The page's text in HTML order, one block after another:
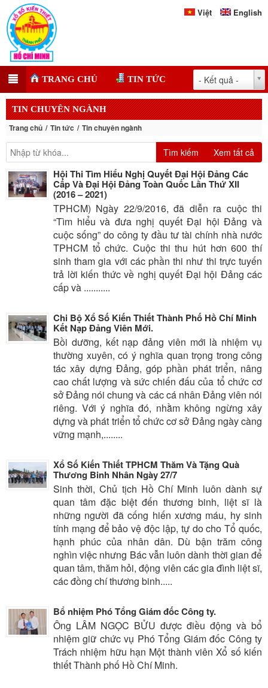
Việt English
TRANG CHỦ TIN TỨC - Kết quả -
TIN CHUYÊN NGÀNH
Trang chủ Tin tức Tin chuyên ngành
Tìm kiếm Xem tất cả
Hội Thi Tìm Hiểu Nghị Quyết Đại Hội Đảng Các
Cấp Và Đại Hội Đảng Toàn Quốc Lần Thứ XII
(2016 – 2021)
TPHCM) Ngày 22/9/2016, đã diễn ra cuộc thi
“Tìm hiểu và đưa nghị quyết Đại hội Đảng và
cuộc sống” do công ty đầu tư tài chính nhà nước
TPHCM tổ chức. Cuộc thi thu hút hơn 600 thí
sinh tham gia với các phần thi như thi trực tuyến
trả lời kiến thức về nghị quyết Đại hội Đảng các
cấp và ...........
Chi Bộ Xổ Số Kiến Thiết Thành Phố Hồ Chí Minh
Kết Nạp Đảng Viên Mới.
Bồi dưỡng, kết nạp đảng viên mới là nhiệm vụ
thường xuyên, có ý nghĩa quan trọng trong công
tác xây dựng Đảng, góp phần phát triển, nâng
cao chất lượng và sức chiến đấu của tổ chức cơ
sở Đảng nói chung và các cá nhân Đảng viên nói
riêng. Với ý nghĩa đó, nhằm không ngừng xây
dựng và phát triển tổ chức cơ sở Đảng ngày càng
vững mạnh,........
Xổ Số Kiến Thiết TPHCM Thăm Và Tặng Quà
Thương Binh Nhân Ngày 27/7
Sinh thời, Chủ tịch Hồ Chí Minh luôn dành sự
quan tâm đặc biệt đến thương binh, liệt sĩ là
những người đã cống hiến xương máu, hy sinh
tính mạng để bảo vệ độc lập, tự do cho Tổ quốc,
hạnh phúc của nhân dân. Dù bận trăm công
nghìn việc nhưng Bác vẫn luôn dành thời gian để
quan tâm, thăm hỏi, động viên các gia đình liệt sĩ,
các đồng chí thương binh.....
Bổ nhiệm Phó Tổng Giám đốc Công ty.
Ông LÂM NGỌC BỬU được điều động và bổ
nhiệm giữ chức vụ Phó Tổng Giám đốc Công ty
Trách nhiệm hữu hạn Một thành viên Xổ số kiến
thiết Thành phố Hồ Chí Minh.